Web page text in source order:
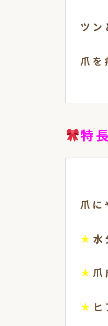
ツ
爪を
特長
爪に
★
★爪
★